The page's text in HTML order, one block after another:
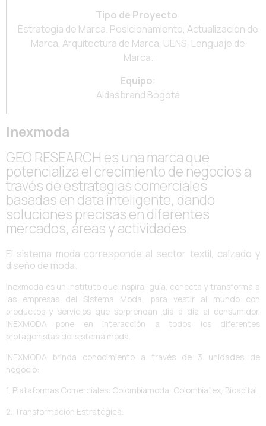
Tipo de Proyecto:
Estrategia de Marca. Posicionamiento, Actualización de
Marca, Arquitectura de Marca, UENS, Lenguaje de
Marca.
Equipo:
Aldasbrand Bogotá
Inexmoda
GEO RESEARCH es una marca que
potencializa el crecimiento de negocios a
través de estrategias comerciales
basadas en data inteligente, dando
soluciones precisas en diferentes
mercados, áreas y actividades.
El sistema moda corresponde al sector textil, calzado y
diseño de moda.
Inexmoda es un instituto que inspira, guía, conecta y transforma a
las empresas del Sistema Moda, para vestir al mundo con
productos y servicios que sorprendan día a día al consumidor.
INEXMODA pone en interacción a todos los diferentes
protagonistas del sistema moda.
INEXMODA brinda conocimiento a través de 3 unidades de
negocio:
1. Plataformas Comerciales: Colombiamoda, Colombiatex, Bicapital.
2. Transformación Estratégica.